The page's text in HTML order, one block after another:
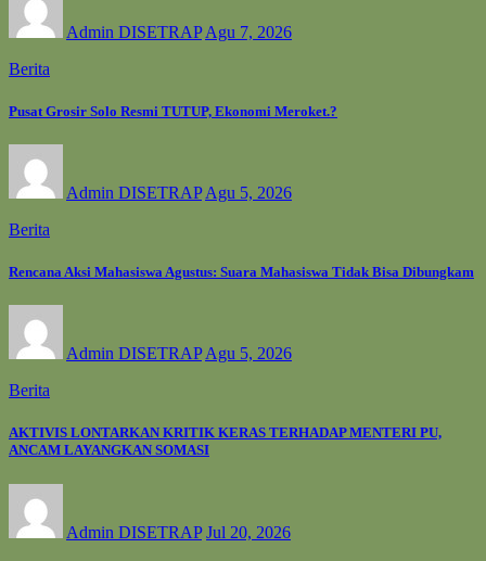
Admin DISETRAP Agu 7, 2026
Berita
Pusat Grosir Solo Resmi TUTUP, Ekonomi Meroket.?
Admin DISETRAP Agu 5, 2026
Berita
Rencana Aksi Mahasiswa Agustus: Suara Mahasiswa Tidak Bisa Dibungkam
Admin DISETRAP Agu 5, 2026
Berita
AKTIVIS LONTARKAN KRITIK KERAS TERHADAP MENTERI PU,
ANCAM LAYANGKAN SOMASI
Admin DISETRAP Jul 20, 2026